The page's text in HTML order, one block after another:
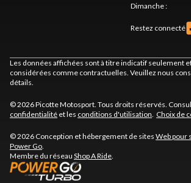
Dimanche:
Restez connecté
Les données affichées sont à titre indicatif seulement
considérées comme contractuelles. Veuillez nous
détails.
© 2026 Picotte Motosport. Tous droits réservés.
confidentialité et les conditions d'utilisation. Choix de
© 2026 Conception et hébergement de sites Web pour
Power Go.
Membre du réseau Shop A Ride.